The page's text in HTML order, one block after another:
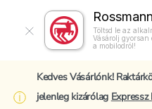
Rossmann
Töltsd le az
Vásárolj gyorsan
a mobilodról!
Kedves Vásárlónk!
jelenleg kizárólag